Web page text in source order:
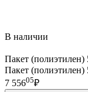
В наличии
Пакет
Пакет (полиэтилен)
7 55605₽